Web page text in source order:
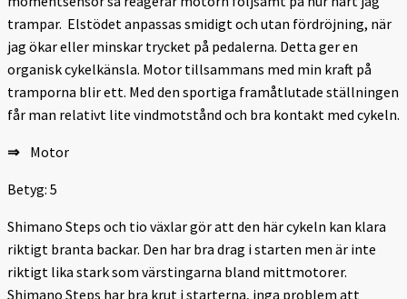
trampar. El­stödet anpassas smidigt och utan fördröjning, när
jag ökar eller minskar trycket på pedalerna. Detta ger en
organisk cykelkänsla. Motor tillsammans med min kraft på
tramporna blir ett. Med den sportiga framåtlutade ställningen
får man relativt lite vindmotstånd och bra kontakt med cykeln.
⇒Motor
Betyg: 5
Shimano Steps och tio växlar gör att den här cykeln kan klara
riktigt branta backar. Den har bra drag i starten men är inte
riktigt lika stark som värstingarna bland mittmotorer.
Shimano Steps har bra krut i starterna, inga problem att